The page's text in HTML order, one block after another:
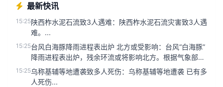
最新快讯
15:25陕西柞水泥石流致3人遇难：陕西柞水泥石流灾害致3人遇
难。...
15:25台风白海豚降雨进程表出炉 北方或受影响：台风“白海豚”
降雨进程表出炉，残余环流或将影响北方。根据气象部门
最新数据，台风“...
15:25乌称基辅等地遭袭致多人死伤：乌称基辅等地遭袭 已有多
人死伤...